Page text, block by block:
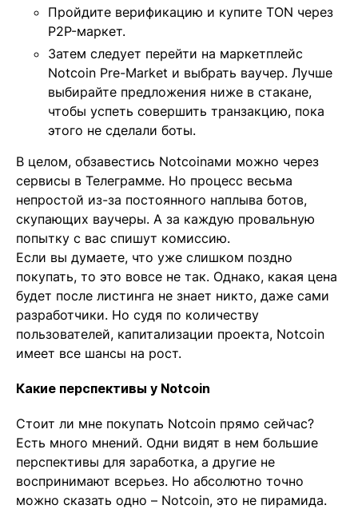
Пройдите верификацию и купите TON через
P2P-маркет.
Затем следует перейти на маркетплейс
Notcoin Pre-Market и выбрать ваучер. Лучше
выбирайте предложения ниже в стакане,
чтобы успеть совершить транзакцию, пока
этого не сделали боты.
В целом, обзавестись Notcoinами можно через
сервисы в Телеграмме. Но процесс весьма
непростой из-за постоянного наплыва ботов,
скупающих ваучеры. А за каждую провальную
попытку с вас спишут комиссию.
Если вы думаете, что уже слишком поздно
покупать, то это вовсе не так. Однако, какая цена
будет после листинга не знает никто, даже сами
разработчики. Но судя по количеству
пользователей, капитализации проекта, Notcoin
имеет все шансы на рост.
Какие перспективы у Notcoin
Стоит ли мне покупать Notcoin прямо сейчас?
Есть много мнений. Одни видят в нем большие
перспективы для заработка, а другие не
воспринимают всерьез. Но абсолютно точно
можно сказать одно – Notcoin, это не пирамида.